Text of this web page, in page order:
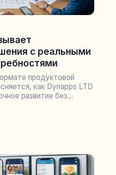
с реальными
продуктовой
как Dynapps LTD
развитие без...